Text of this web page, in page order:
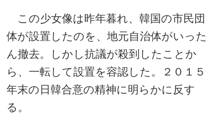
この少女像は昨年暮れ、韓国の市民団
体が設置したのを、地元自治体がいった
ん撤去。しかし抗議が殺到したことか
ら、一転して設置を容認した。２０１５
年末の日韓合意の精神に明らかに反す
る。